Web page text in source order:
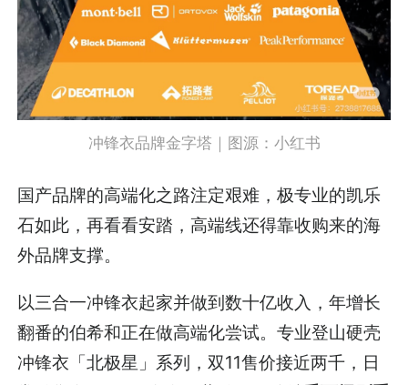
冲锋衣品牌金字塔｜图源：小红书
国产品牌的高端化之路注定艰难，极专业的凯乐
石如此，再看看安踏，高端线还得靠收购来的海
外品牌支撑。
以三合一冲锋衣起家并做到数十亿收入，年增长
翻番的伯希和正在做高端化尝试。专业登山硬壳
冲锋衣「北极星」系列，双11售价接近两千，日